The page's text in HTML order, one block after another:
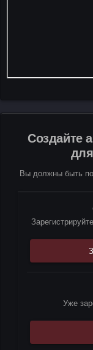
Создайте
Вы должны быть
Уже